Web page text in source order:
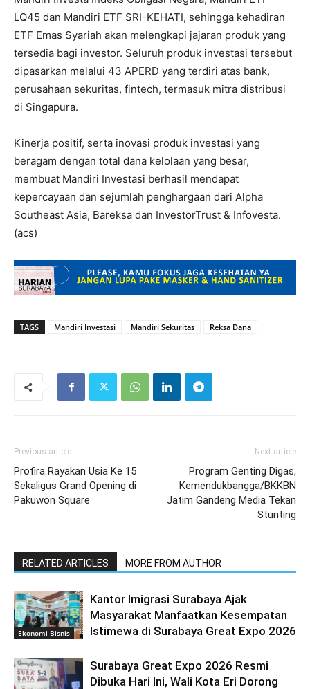
LQ45 dan Mandiri ETF SRI-KEHATI, sehingga kehadiran
ETF Emas Syariah akan melengkapi jajaran produk yang
tersedia bagi investor. Seluruh produk investasi tersebut
dipasarkan melalui 43 APERD yang terdiri atas bank,
perusahaan sekuritas, fintech, termasuk mitra distribusi
di Singapura.
Kinerja positif, serta inovasi produk investasi yang
beragam dengan total dana kelolaan yang besar,
membuat Mandiri Investasi berhasil mendapat
kepercayaan dan sejumlah penghargaan dari Alpha
Southeast Asia, Bareksa dan InvestorTrust & Infovesta.
(acs)
TAGS Mandiri Investasi Mandiri Sekuritas Reksa Dana
Previous article
Profira Rayakan Usia Ke 15
Sekaligus Grand Opening di
Pakuwon Square
Next article
Program Genting Digas,
Kemendukbangga/BKKBN
Jatim Gandeng Media Tekan
Stunting
RELATED ARTICLES MORE FROM AUTHOR
Ekonomi Bisnis
Kantor Imigrasi Surabaya Ajak
Masyarakat Manfaatkan Kesempatan
Istimewa di Surabaya Great Expo 2026
Surabaya Great Expo 2026 Resmi
Dibuka Hari Ini, Wali Kota Eri Dorong